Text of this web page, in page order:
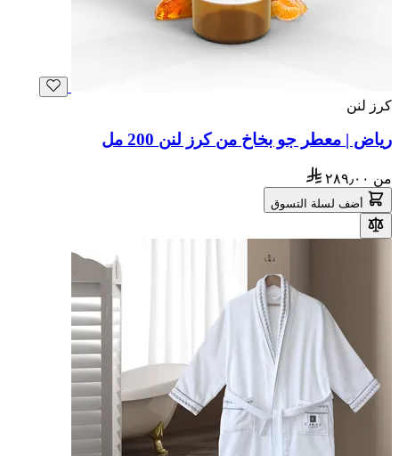
كرز لنن
رياض | معطر جو بخاخ من كرز لنن 200 مل
من ٢٨٩٫٠٠
أضف لسلة التسوق